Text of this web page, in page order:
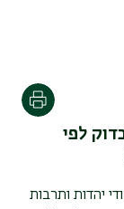
לפי
יהדות ותרבות